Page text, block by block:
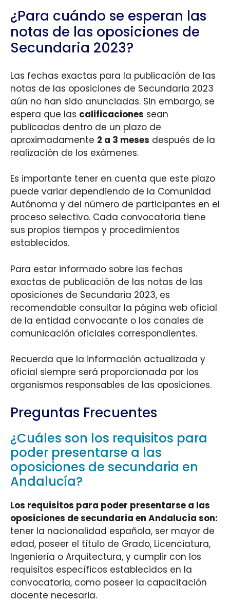
¿Para cuándo se esperan las
notas de las oposiciones de
Secundaria 2023?
Las fechas exactas para la publicación de las
notas de las oposiciones de Secundaria 2023
aún no han sido anunciadas. Sin embargo, se
espera que las calificaciones sean
publicadas dentro de un plazo de
aproximadamente 2 a 3 meses después de la
realización de los exámenes.
Es importante tener en cuenta que este plazo
puede variar dependiendo de la Comunidad
Autónoma y del número de participantes en el
proceso selectivo. Cada convocatoria tiene
sus propios tiempos y procedimientos
establecidos.
Para estar informado sobre las fechas
exactas de publicación de las notas de las
oposiciones de Secundaria 2023, es
recomendable consultar la página web oficial
de la entidad convocante o los canales de
comunicación oficiales correspondientes.
Recuerda que la información actualizada y
oficial siempre será proporcionada por los
organismos responsables de las oposiciones.
Preguntas Frecuentes
¿Cuáles son los requisitos para
poder presentarse a las
oposiciones de secundaria en
Andalucía?
Los requisitos para poder presentarse a las
oposiciones de secundaria en Andalucía son:
tener la nacionalidad española, ser mayor de
edad, poseer el título de Grado, Licenciatura,
Ingeniería o Arquitectura, y cumplir con los
requisitos específicos establecidos en la
convocatoria, como poseer la capacitación
docente necesaria.